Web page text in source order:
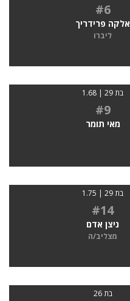
#6
אלקה פרידריך
ליברו
בת 29 | 1.68
#9
מאי תומר
בת 29 | 1.75
#14
ניצן אדם
מצליב/ה
בת 26